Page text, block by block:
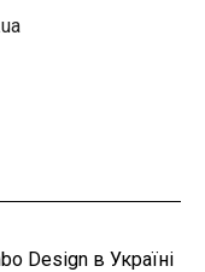
Design в Україні